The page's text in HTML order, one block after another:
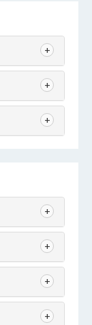
+
+
+
+
+
+
+